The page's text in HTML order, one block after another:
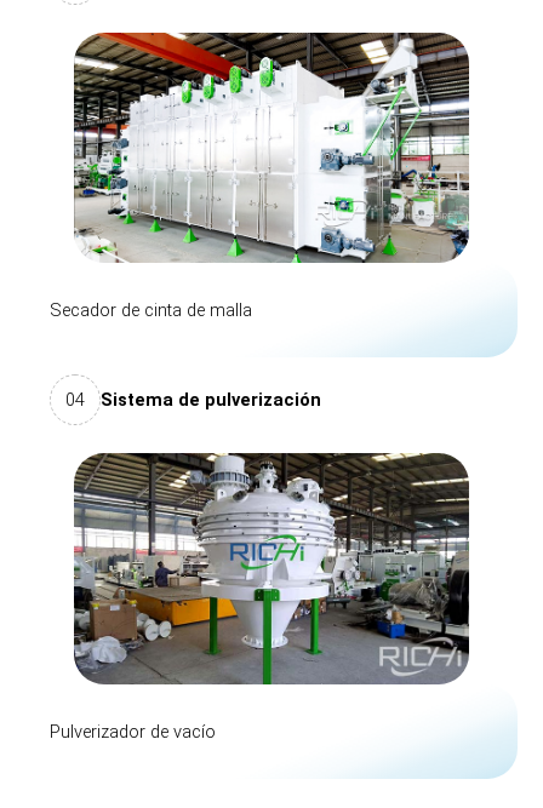
Secador de cinta de malla
04 Sistema de pulverización
Pulverizador de vacío